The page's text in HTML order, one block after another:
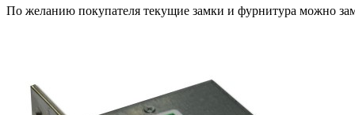
По желанию покупателя текущие замки и фурнитура можно